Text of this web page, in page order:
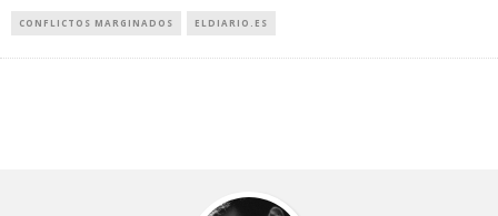
CONFLICTOS MARGINADOS ELDIARIO.ES